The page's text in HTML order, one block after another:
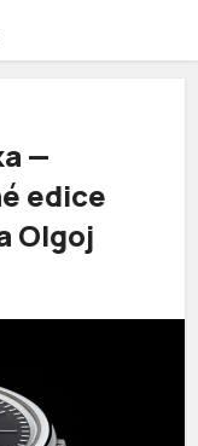
—
edice
Olgoj